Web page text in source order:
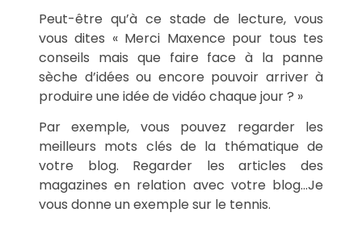
Peut-être qu’à ce stade de lecture, vous
vous dites « Merci Maxence pour tous tes
conseils mais que faire face à la panne
sèche d’idées ou encore pouvoir arriver à
produire une idée de vidéo chaque jour ? »
Par exemple, vous pouvez regarder les
meilleurs mots clés de la thématique de
votre blog. Regarder les articles des
magazines en relation avec votre blog…Je
vous donne un exemple sur le tennis.